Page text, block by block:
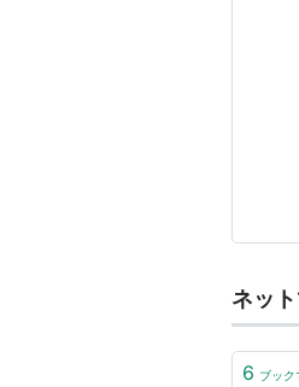
ネッ
6 ブック